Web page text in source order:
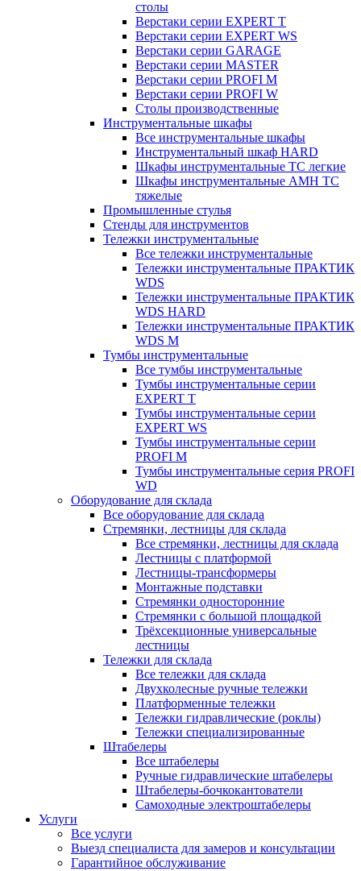
столы
Верстаки серии EXPERT T
Верстаки серии EXPERT WS
Верстаки серии GARAGE
Верстаки серии MASTER
Верстаки серии PROFI M
Верстаки серии PROFI W
Столы производственные
Инструментальные шкафы
Все инструментальные шкафы
Инструментальный шкаф HARD
Шкафы инструментальные ТС легкие
Шкафы инструментальные AMH TC
тяжелые
Промышленные стулья
Стенды для инструментов
Тележки инструментальные
Все тележки инструментальные
Тележки инструментальные ПРАКТИК
WDS
Тележки инструментальные ПРАКТИК
WDS HARD
Тележки инструментальные ПРАКТИК
WDS M
Тумбы инструментальные
Все тумбы инструментальные
Тумбы инструментальные серии
EXPERT T
Тумбы инструментальные серии
EXPERT WS
Тумбы инструментальные серии
PROFI M
Тумбы инструментальные серия PROFI
WD
Оборудование для склада
Все оборудование для склада
Стремянки, лестницы для склада
Все стремянки, лестницы для склада
Лестницы с платформой
Лестницы-трансформеры
Монтажные подставки
Стремянки односторонние
Стремянки с большой площадкой
Трёхсекционные универсальные
лестницы
Тележки для склада
Все тележки для склада
Двухколесные ручные тележки
Платформенные тележки
Тележки гидравлические (роклы)
Тележки специализированные
Штабелеры
Все штабелеры
Ручные гидравлические штабелеры
Штабелеры-бочкокантователи
Самоходные электроштабелеры
Услуги
Все услуги
Выезд специалиста для замеров и консультации
Гарантийное обслуживание